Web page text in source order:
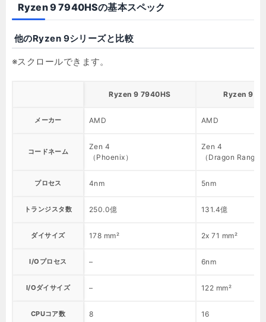
Ryzen 9 7940HSの基本スペック
他のRyzen 9シリーズと比較
Ryzen 9 7940HS Ryzen 9
メーカー AMD AMD
コードネーム
Zen 4
（Phoenix）
Zen 4
（Dragon Range
プロセス 4nm 5nm
トランジスタ数 250.0億 131.4億
ダイサイズ 178 mm² 2x 71 mm²
I/Oプロセス – 6nm
I/Oダイサイズ – 122 mm²
CPUコア数 8 16